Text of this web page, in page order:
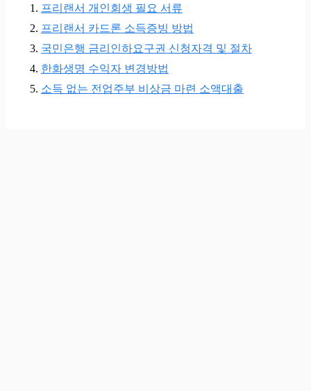
프리랜서 개인회생 필요 서류
프리랜서 카드론 소득증빙 방법
국민은행 금리인하요구권 신청자격 및 절차
한화생명 수익자 변경방법
소득 없는 전업주부 비상금 마련 소액대출